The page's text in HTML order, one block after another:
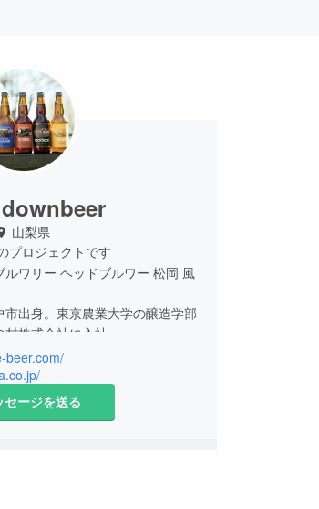
山梨県
プロジェクトです
ワリー ヘッドブルワー 松岡 風
出身。東京農業大学の醸造学部
株式会社に入社。
＞
が大幅に引き下げられたことで
一次地ビールブーム」のさな
応えて清里へやって来たことが
beer.com/
セージを送る